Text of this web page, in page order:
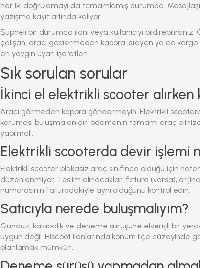
her iki doğrulamayı da tamamlamış durumda.
yazışma kayıt altında kalıyor.
Şüpheli bir durumda ilanı veya kullanıcıyı
çalışan, aracı göstermeden kapora isteyen ya da
en yaygın uyarı işaretleri.
Sık sorulan sorular
İkinci el elektrikli scooter
Aracı görmeden kapora göndermeyin. Elektrikli
koruması buluşma anıdır; ödemenin tamamı araç
yapılmalı.
Elektrikli scooterda devir işlemi
Elektrikli scooter plakasız araç sınıfında olduğu için
düzenlenmiyor. Teslim alınacaklar: fatura (varsa),
numarasının faturadakiyle aynı olduğunu kontrol edin.
Satıcıyla nerede buluşmalıyım?
Gündüz, kalabalık ve deneme sürüşüne elverişli bir
uygun değil. Hiscoot ilanlarında konum ilçe düzeyinde
planlamak mümkün.